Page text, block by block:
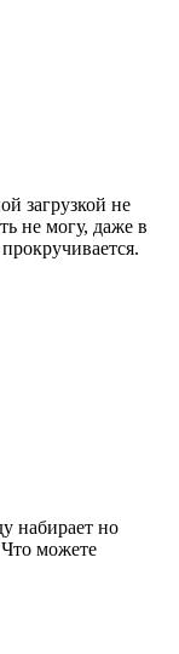
загрузкой не
не могу, даже в
набирает но
Что можете